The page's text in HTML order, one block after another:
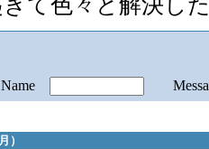
て色々と解決し
Name
）